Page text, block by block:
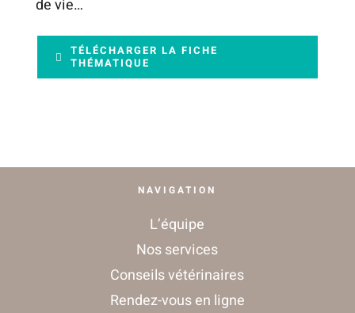
CONTACT
de vie…
TÉLÉCHARGER LA FICHE
THÉMATIQUE
NAVIGATION
L’équipe
Nos services
Conseils vétérinaires
Rendez-vous en ligne